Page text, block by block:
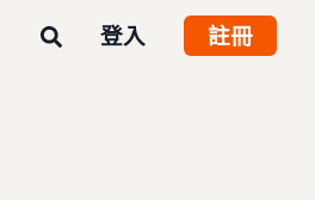
登入 註冊